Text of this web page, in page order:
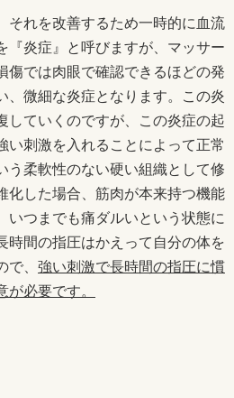
それを改善するため一時的に血流
『炎症』と呼びますが、マッサー
傷では肉眼で確認できるほどの発
、微細な炎症となります。この炎
していくのですが、この炎症の起
い刺激を入れることによって正常
う柔軟性のない硬い組織として修
化した場合、筋肉が本来持つ機能
いつまでも痛ダルいという状態に
時間の指圧はかえって自分の体を
、 強い刺激で長時間の指圧に慣
必要です。